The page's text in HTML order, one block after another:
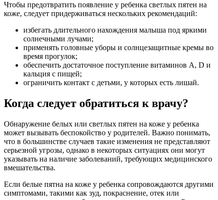
Чтобы предотвратить появление у ребенка светлых пятен на
коже, следует придерживаться нескольких рекомендаций:
избегать длительного нахождения малыша под яркими
солнечными лучами;
применять головные уборы и солнцезащитные кремы во
время прогулок;
обеспечить достаточное поступление витаминов A, D и
кальция с пищей;
ограничить контакт с детьми, у которых есть лишай.
Когда следует обратиться к врачу?
Обнаружение белых или светлых пятен на коже у ребенка
может вызывать беспокойство у родителей. Важно понимать,
что в большинстве случаев такие изменения не представляют
серьезной угрозы, однако в некоторых ситуациях они могут
указывать на наличие заболеваний, требующих медицинского
вмешательства.
Если белые пятна на коже у ребенка сопровождаются другими
симптомами, такими как зуд, покраснение, отек или